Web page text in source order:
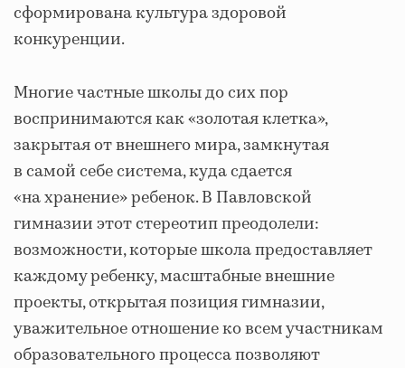
сформирована культура здоровой
конкуренции.
Многие частные школы до сих пор
воспринимаются как «золотая клетка»,
закрытая от внешнего мира, замкнутая
в самой себе система, куда сдается
«на хранение» ребенок. В Павловской
гимназии этот стереотип преодолели:
возможности, которые школа предоставляет
каждому ребенку, масштабные внешние
проекты, открытая позиция гимназии,
уважительное отношение ко всем участникам
образовательного процесса позволяют